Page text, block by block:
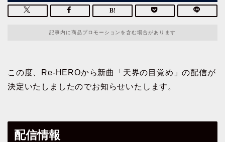
記事内に商品プロモーションを含む場合があります
この度、Re-HEROから新曲「天界の目覚め」の配信が
決定いたしましたのでお知らせいたします。
配信情報